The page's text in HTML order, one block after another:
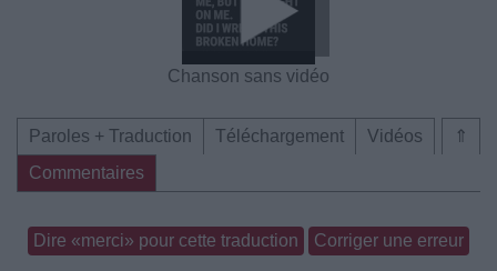
Chanson sans vidéo
⇑
Paroles + Traduction Téléchargement
Vidéos
Commentaires
Dire «merci» pour cette traduction Corriger une erreur